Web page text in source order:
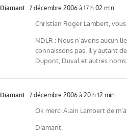
Diamant 7 décembre 2006 à 17 h 02 min
Christian Roger Lambert,
NDLR : Nous n’avons aucun
connaissons pas. Il y autant
Dupont, Duval et autres noms
Diamant 7 décembre 2006 à 20 h 12 min
Ok merci Alain Lambert de
Diamant.